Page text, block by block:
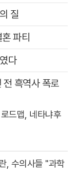
질
파티
다
흑역사 폭로
드맵, 네타냐후
, 수의사들 "과학